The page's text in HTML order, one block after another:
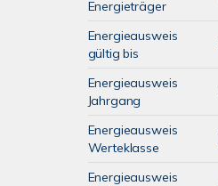
Energieträger
Energieausweis
gültig bis
Energieausweis
Jahrgang
Energieausweis
Werteklasse
Energieausweis